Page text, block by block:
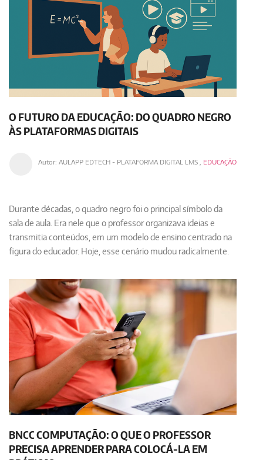
O FUTURO DA EDUCAÇÃO: DO QUADRO NEGRO
ÀS PLATAFORMAS DIGITAIS
Autor: AULAPP EDTECH - PLATAFORMA DIGITAL LMS, EDUCAÇÃO
Durante décadas, o quadro negro foi o principal símbolo da
sala de aula. Era nele que o professor organizava ideias e
transmitia conteúdos, em um modelo de ensino centrado na
figura do educador. Hoje, esse cenário mudou radicalmente.
BNCC COMPUTAÇÃO: O QUE O PROFESSOR
PRECISA APRENDER PARA COLOCÁ-LA EM